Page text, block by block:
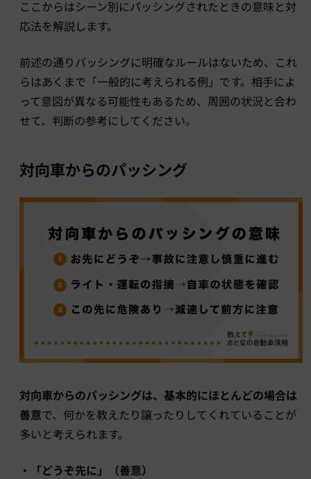
ここからはシーン別にパッシングされたときの意味と対
応法を解説します。
前述の通りパッシングに明確なルールはないため、これ
らはあくまで「一般的に考えられる例」です。相手によ
って意図が異なる可能性もあるため、周囲の状況と合わ
せて、判断の参考にしてください。
対向車からのパッシング
対向車からのパッシングは、基本的にほとんどの場合は
善意で、何かを教えたり譲ったりしてくれていることが
多いと考えられます。
・「どうぞ先に」（善意）